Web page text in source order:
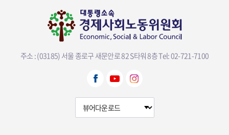
주소 : (03185) 서울 종로구 새문안로 82 S타워 8층Tel: 02-721-7100
뷰어다운로드 선택